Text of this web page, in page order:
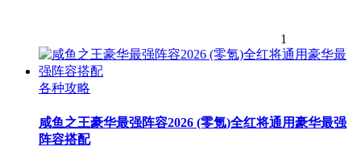
1
各种攻略
咸鱼之王豪华最强阵容2026 (零氪)全红将通用豪华最强
阵容搭配